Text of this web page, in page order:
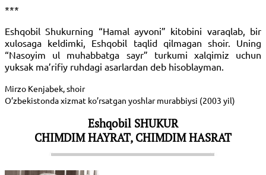
***
Eshqobil Shukurning “Hamal ayvoni” kitobini varaqlab, bir
xulosaga keldimki, Eshqobil taqlid qilmagan shoir. Uning
“Nasoyim ul muhabbatga sayr” turkumi xalqimiz uchun
yuksak ma’rifiy ruhdagi asarlardan deb hisoblayman.
Mirzo Kenjabek, shoir
O’zbekistonda xizmat ko’rsatgan yoshlar murabbiysi (2003 yil)
Eshqobil SHUKUR
CHIMDIM HAYRAT, CHIMDIM HASRAT